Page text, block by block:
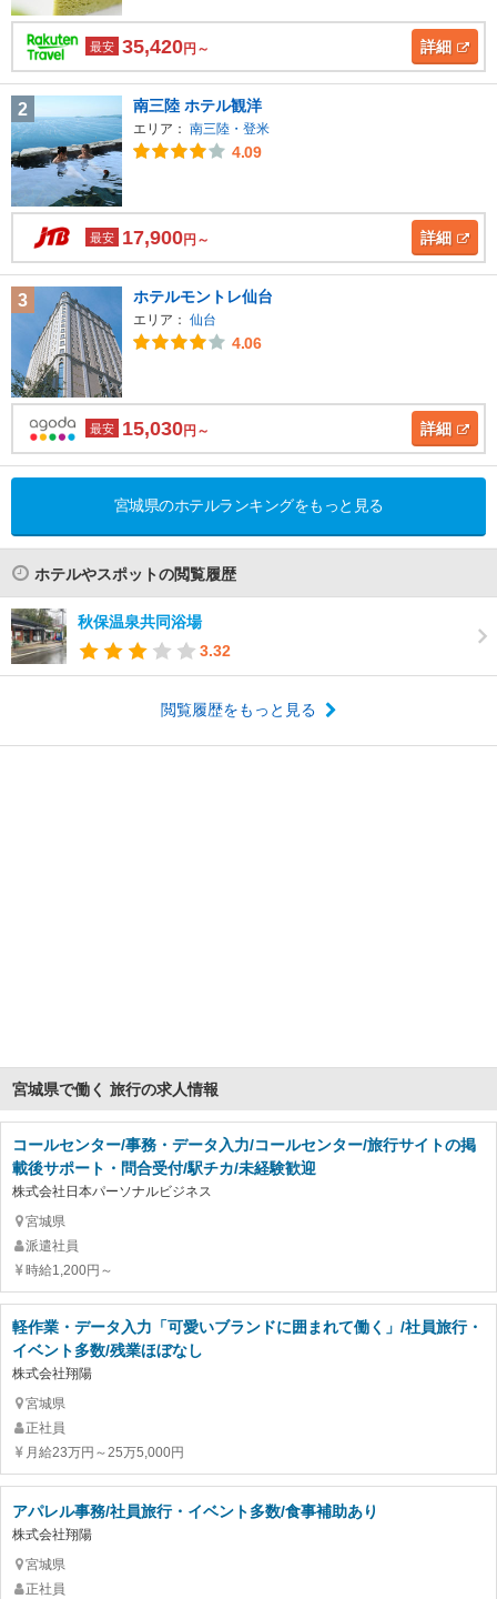
最安 35,420円～ 詳細
2 南三陸 ホテル観洋
エリア： 南三陸・登米
4.09
最安 17,900円～ 詳細
3 ホテルモントレ仙台
エリア： 仙台
4.06
最安 15,030円～ 詳細
宮城県のホテルランキングをもっと見る
ホテルやスポットの閲覧履歴
秋保温泉共同浴場
3.32
閲覧履歴をもっと見る
宮城県で働く 旅行の求人情報
コールセンター/事務・データ入力/コールセンター/旅行サイトの掲
載後サポート・問合受付/駅チカ/未経験歓迎
株式会社日本パーソナルビジネス
宮城県
派遣社員
時給1,200円～
軽作業・データ入力「可愛いブランドに囲まれて働く」/社員旅行・
イベント多数/残業ほぼなし
株式会社翔陽
宮城県
正社員
月給23万円～25万5,000円
アパレル事務/社員旅行・イベント多数/食事補助あり
株式会社翔陽
宮城県
正社員